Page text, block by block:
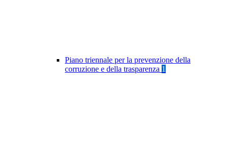
Piano triennale per la prevenzione della
corruzione e della trasparenza 1